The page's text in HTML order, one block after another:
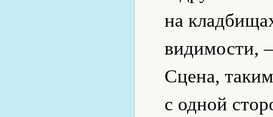
на
видимости,
Сцена,
с одной